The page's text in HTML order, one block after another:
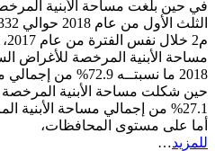
في حين بلغت مساحة الأبنية
مساحة الأبنية المرخصة للأغراض
2018 ما نسبتــه
حين شكلت مساحة الأبنية المرخصة
27.1% من إجمالي مساحة الأبنية المرخصة.
أما على مستوى المحافظات،
للمزيد…